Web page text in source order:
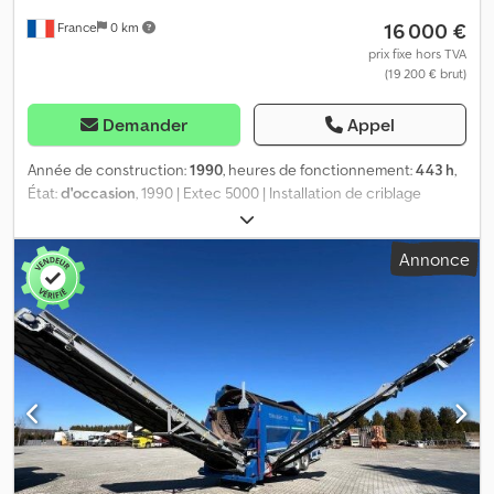
France 0 km 16 000 €
prix fixe hors TVA
(19 200 € brut)
Demander Appel
Année de construction:1990, heures de fonctionnement:443 h,
État:d'occasion, 1990 | Extec 5000 | Installation de criblage
d’occasion | 443 heures 📍Emplacement : France 🚛 Livraison
possible à votre destination – Utilisez notre calculateur de
transport pour estimer les frais d’expédition ! 💰 Achetez
maintenant pour 16 000 EUR ou faites une offre. Paiement à la
livraison disponible pour des frais abordables (sous réserve
d’approbation)* 👷‍♂️ Inspectée par un expert indépendant 58
points d’inspection, 43 approuvés ✅ 5 points imparfaits ℹ️ 3
anomalies ⚠️ Crsdsyq I Rdjpfx Afdsf 📌 Commentaire de
l’inspecteur : Bon état général du crible. Les capots de protection
du compartiment moteur ne sont pas montés, mais le vendeur les
possède et ils seront inclus dans la vente. Les vérins de tension et
de pliage des panneaux latéraux ne fonctionnent pas. Pas de
Annonce